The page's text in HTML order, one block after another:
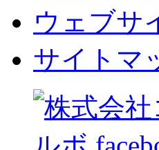
ウェブサ
サイトマ